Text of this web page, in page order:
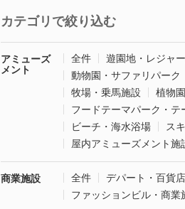
カテゴリで絞り込む
アミューズ
メント
全件 遊園地・レジャ
動物園・サファリパーク
牧場・乗馬施設
植物園
フードテーマパーク・テ
ビーチ・海水浴場
ス
屋内アミューズメント施
商業施設 全件 デパート・百貨店
ファッションビル・商業